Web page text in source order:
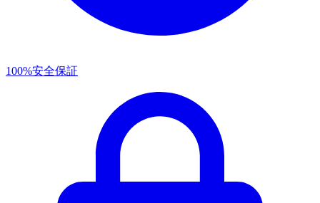
100%安全保証